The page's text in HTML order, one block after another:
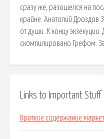
сразу же, разошелся на
крайне. Анатолий Дроздов
от души. К концу
скомпилировано Грефом.
Links to Important Stuff
Краткое содержание